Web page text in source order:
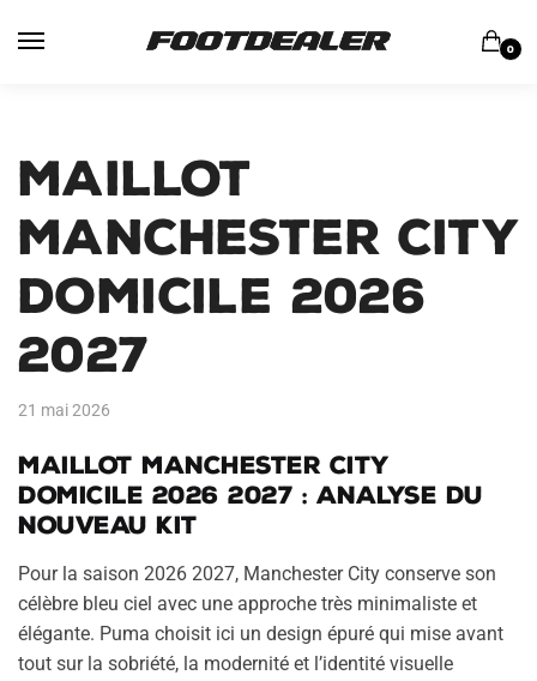
0
Maillot
Manchester City
Domicile 2026
2027
21 mai 2026
Maillot Manchester City
domicile 2026 2027 : analyse du
nouveau kit
Pour la saison 2026 2027, Manchester City conserve son
célèbre bleu ciel avec une approche très minimaliste et
élégante. Puma choisit ici un design épuré qui mise avant
tout sur la sobriété, la modernité et l’identité visuelle